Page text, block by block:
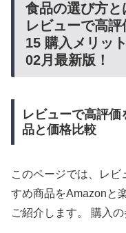
食品の選び方
レビューで高
15 購入メリッ
02月最新版！
レビューで高評
品と価格比較
このページでは、レ
すめ商品をAmazonと
ご紹介します。 購入